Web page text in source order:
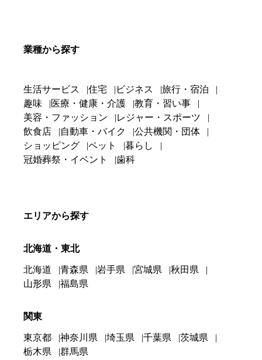
業種から探す
生活サービス 住宅 ビジネス
旅行・宿泊
趣味
医療・健康・介護
教育・習い事
美容・ファッション
レジャー・スポーツ
飲食店
自動車・バイク
公共機関・団体
ショッピング
ペット
暮らし
冠婚葬祭・イベント
歯科
エリアから探す
北海道・東北
北海道 青森県 岩手県 宮城県
秋田県
山形県
福島県
関東
東京都 神奈川県 埼玉県 千葉県
茨城県
栃木県
群馬県